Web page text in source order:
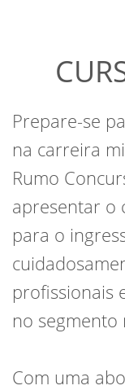
Prepare-se
na carreira
Rumo
apresentar o
para o
profissionais
no segmento
Com uma